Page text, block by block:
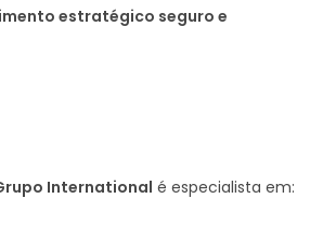
estratégico seguro e
International é especialista em: